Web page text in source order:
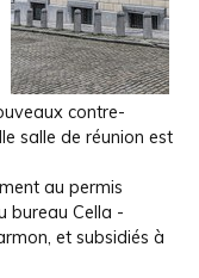
contre-
salle de réunion est
au permis
bureau Cella -
et subsidiés à